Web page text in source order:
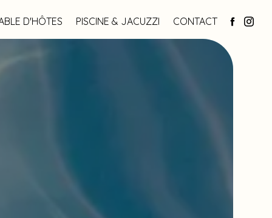
D'HÔTES PISCINE & JACUZZI CONTACT